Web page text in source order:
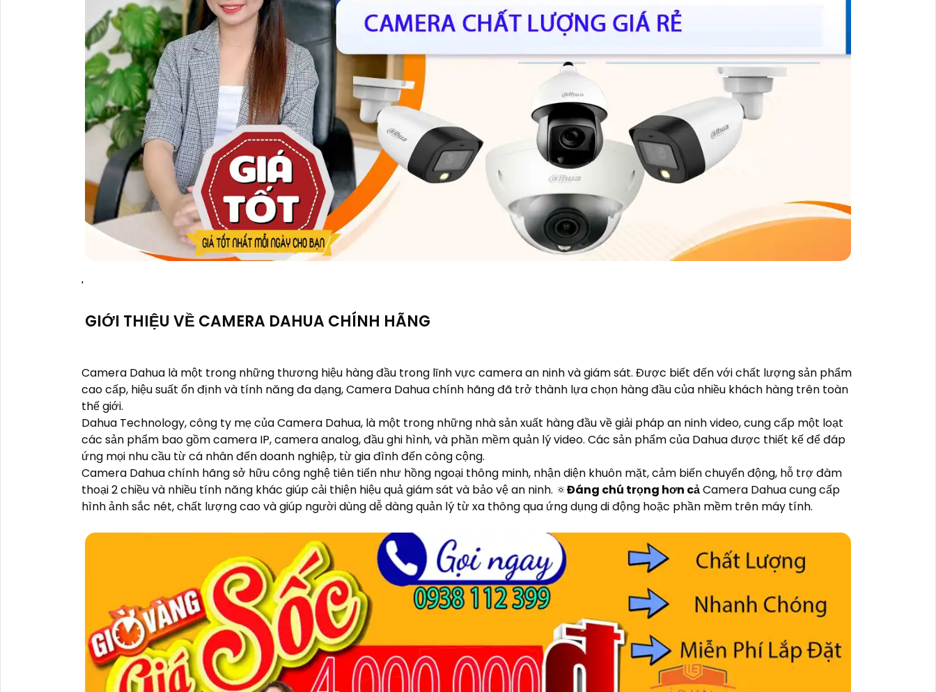
'
GIỚI THIỆU VỀ CAMERA DAHUA CHÍNH HÃNG
Camera Dahua là một trong những thương hiệu hàng đầu trong lĩnh vực camera an ninh và giám sát. Được biết đến với chất lượng sản phẩm
cao cấp, hiệu suất ổn định và tính năng đa dạng, Camera Dahua chính hãng đã trở thành lựa chọn hàng đầu của nhiều khách hàng trên toàn
thế giới.
Dahua Technology, công ty mẹ của Camera Dahua, là một trong những nhà sản xuất hàng đầu về giải pháp an ninh video, cung cấp một loạt
các sản phẩm bao gồm camera IP, camera analog, đầu ghi hình, và phần mềm quản lý video. Các sản phẩm của Dahua được thiết kế để đáp
ứng mọi nhu cầu từ cá nhân đến doanh nghiệp, từ gia đình đến công cộng.
Camera Dahua chính hãng sở hữu công nghệ tiên tiến như hồng ngoại thông minh, nhận diện khuôn mặt, cảm biến chuyển động, hỗ trợ đàm
thoại 2 chiều và nhiều tính năng khác giúp cải thiện hiệu quả giám sát và bảo vệ an ninh. 🔅Đáng chú trọng hơn cảCamera Dahua cung cấp
hình ảnh sắc nét, chất lượng cao và giúp người dùng dễ dàng quản lý từ xa thông qua ứng dụng di động hoặc phần mềm trên máy tính.